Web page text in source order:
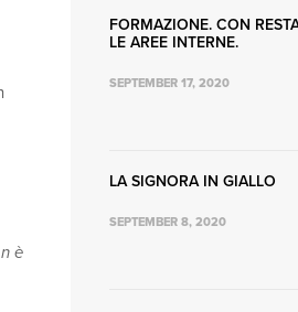
è
FORMAZIONE. CON
LE AREE INTERNE.
SEPTEMBER 17, 2020
LA SIGNORA IN GIALLO
SEPTEMBER 8, 2020